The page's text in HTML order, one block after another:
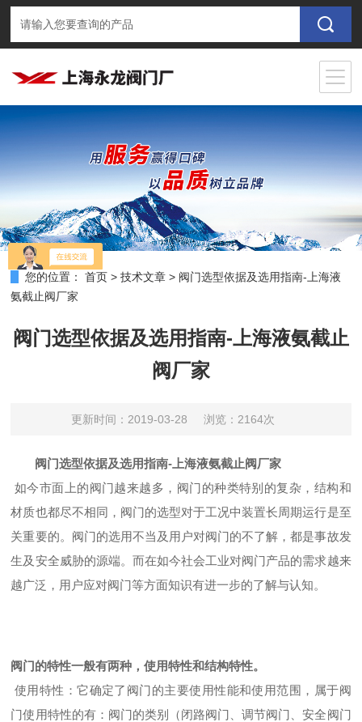
您的位置： 首页 >技术文章 > 阀门选型依据及选用指南-上海液
氨截止阀厂家
阀门选型依据及选用指南-上海液氨截止
阀厂家
更新时间：2019-03-28 浏览：2164次
阀门选型依据及选用指南-上海液氨截止阀厂家
如今市面上的阀门越来越多，阀门的种类特别的复杂，结构和
材质也都尽不相同，阀门的选型对于工况中装置长周期运行是至
关重要的。阀门的选用不当及用户对阀门的不了解，都是事故发
生及安全威胁的源端。而在如今社会工业对阀门产品的需求越来
越广泛，用户应对阀门等方面知识有进一步的了解与认知。
阀门的特性一般有两种，使用特性和结构特性。
使用特性：它确定了阀门的主要使用性能和使用范围，属于阀
门使用特性的有：阀门的类别（闭路阀门、调节阀门、安全阀门